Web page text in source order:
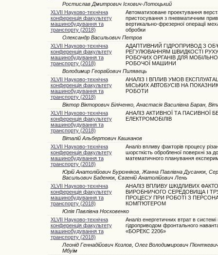
Ростислав Дмитрович Іскович-Лотоцький
XLVII Науково-технічна
конференція факультету
машинобудування та
транспорту (2018)
Автоматизоване проектування
пристосування з пневматичним
вертикально-фрезерної операції
обробки
Олександр Васильович Петров
XLVII Науково-технічна
конференція факультету
машинобудування та
транспорту (2018)
АДАПТИВНИЙ ГІДРОПРИВОД З
РЕГУЛЮВАННЯМ ШВИДКОСТІ РУХУ
РОБОЧИХ ОРГАНІВ ДЛЯ
РОБОЧОЇ МАШИНИ
Володимир Георгійович Пилявець
XLVII Науково-технічна
конференція факультету
машинобудування та
транспорту (2018)
АНАЛІЗ І ВПЛИВ УМОВ
МІСЬКИХ АВТОБУСІВ НА
РОБОТИ
Віктор Вікторович Біліченко, Анастасія Василівна Баран,
XLVII Науково-технічна
конференція факультету
машинобудування та
транспорту (2018)
АНАЛІЗ АКТИВНОЇ ТА ПАСИВНОЇ
ЕЛЕКТРОМОБІЛІВ
Віталій Альбертович Кашканов
XLVII Науково-технічна
конференція факультету
машинобудування та
транспорту (2018)
Аналіз впливу факторів процесу
шорсткість обробленої поверхні за
математичного планування
Юрій Анатолійович Бурєнніков, Жанна Павлівна Дусанюк,
Васильович Баденюк, Євгеній Анатолійович Лень
XLVII Науково-технічна
конференція факультету
машинобудування та
транспорту (2018)
АНАЛІЗ ВПЛИВУ ШКІДЛИВИХ
ВИРОБНИЧОГО СЕРЕДОВИЩА І
ПРОЦЕСУ ПРИ РОБОТІ З
КОМП’ЮТЕРОМ
Юлія Павлівна Носковенко
XLVII Науково-технічна
конференція факультету
машинобудування та
транспорту (2018)
Аналіз енергетичних втрат в
гідроприводом фронтального
«БОРЕКС 2206»
Леонід Геннадійович Козлов, Олег Володимирович
Мбуїм